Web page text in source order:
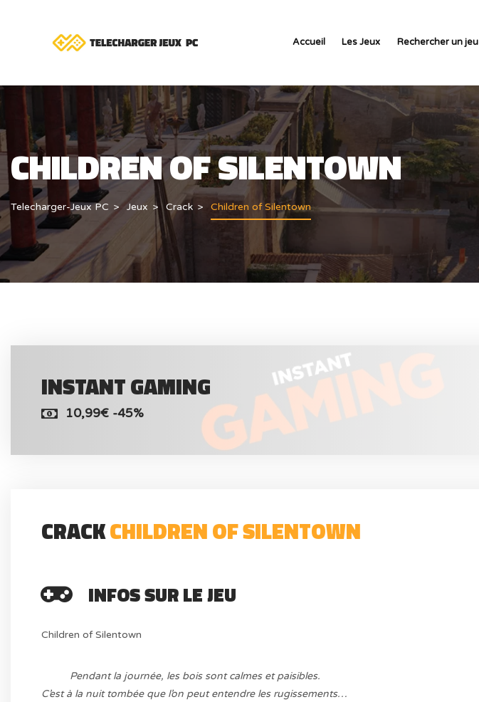
Accueil Les Jeux Rechercher un jeu
CHILDREN OF SILENTOWN
Telecharger-Jeux PC Jeux Crack Children of Silentown
INSTANT GAMING
10,99€ -45%
CRACKCHILDREN OF SILENTOWN
INFOS SUR LE JEU
Children of Silentown
Pendant la journée, les bois sont calmes et paisibles.
C’est à la nuit tombée que l’on peut entendre les rugissements…